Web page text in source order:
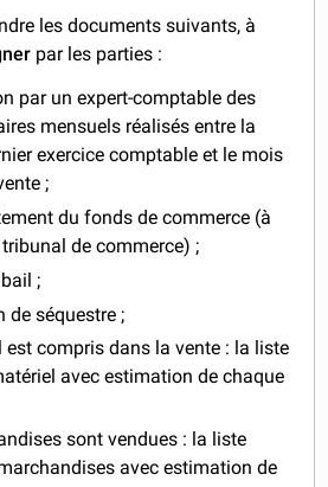
les documents suivants, à
par les parties :
par un expert-comptable des
mensuels réalisés entre la
exercice comptable et le mois
;
du fonds de commerce (à
de commerce) ;
;
de séquestre ;
est compris dans la vente : la liste
avec estimation de chaque
sont vendues : la liste
avec estimation de